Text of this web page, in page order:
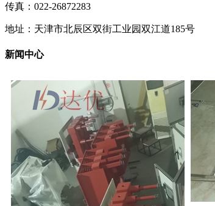
传真：022-26872283
地址：天津市北辰区双街工业园双江道185号
新闻中心